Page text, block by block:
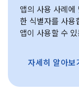
앱의 사용 사례에
한 식별자를 사
앱이 사용할 수
자세히 알아보